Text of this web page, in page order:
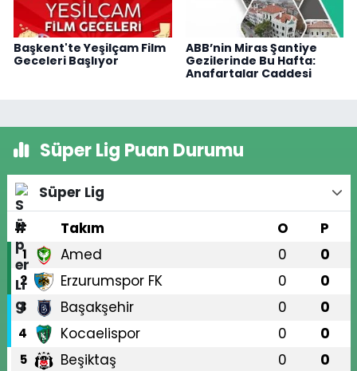
Başkent'te Yeşilçam Film
Geceleri Başlıyor
ABB’nin Miras Şantiye
Gezilerinde Bu Hafta:
Anafartalar Caddesi
Süper Lig Puan Durumu
Süper Lig
#
Takım O P
1 Amed 0 0
2 Erzurumspor FK 0 0
3 Başakşehir 0 0
4 Kocaelispor 0 0
5 Beşiktaş 0 0